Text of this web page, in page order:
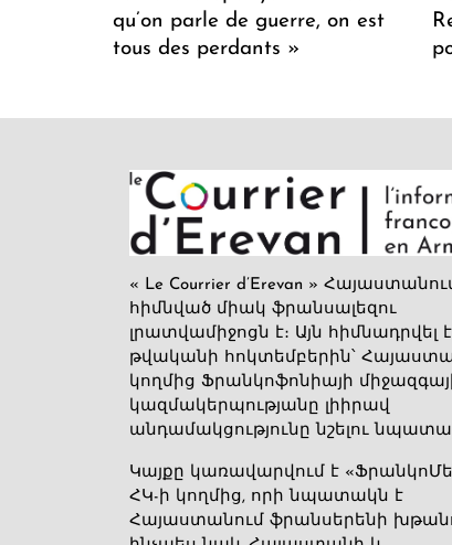
qu’on parle de guerre, on est
tous des perdants »
« Le Courrier d’Erevan »
հիմնված միակ ֆրանսալեզու
լրատվամիջոցն է։ Այն հիմնադրվել է
թվականի հոկտեմբերին՝
կողմից Ֆրանկոֆոնիայի
կազմակերպությանը լիիրավ
անդամակցությունը նշելու
Կայքը կառավարվում է
ՀԿ-ի կողմից, որի նպատակն է
Հայաստանում ֆրանսերենի